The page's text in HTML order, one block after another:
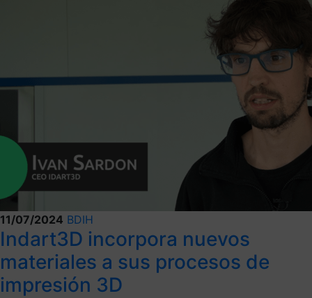
11/07/2024 BDIH
Indart3D incorpora nuevos
materiales a sus procesos de
impresión 3D